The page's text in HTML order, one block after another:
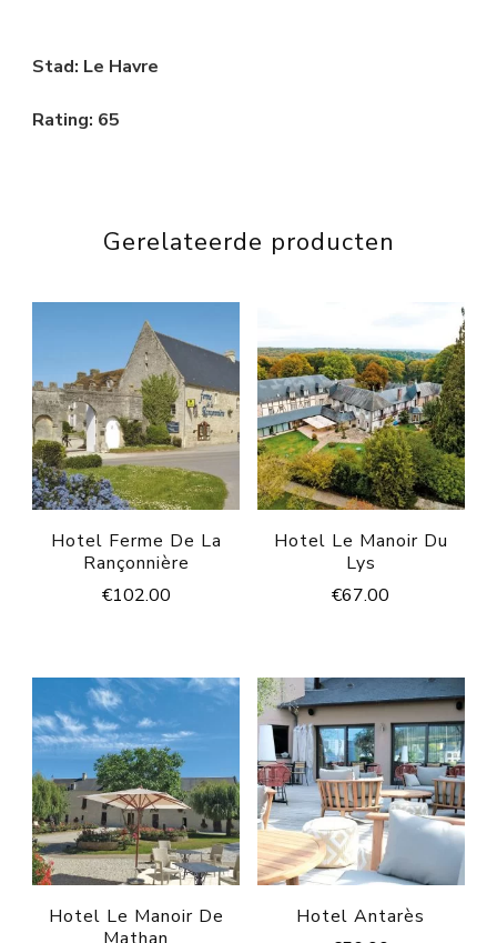
Stad: Le Havre
Rating: 65
Gerelateerde producten
Hotel Ferme De La
Rançonnière
€102.00
Hotel Le Manoir Du
Lys
€67.00
Hotel Le Manoir De
Hotel Antarès